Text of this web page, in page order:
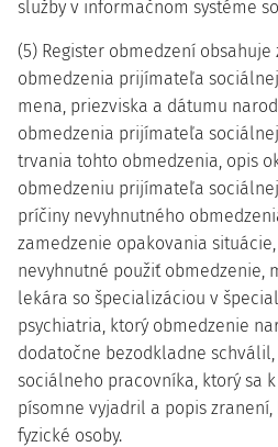
služby v informačnom systéme
(5) Register obmedzení obsahuje
obmedzenia prijímateľa
mena, priezviska a dátumu
obmedzenia prijímateľa
trvania tohto obmedzenia, opis
obmedzeniu prijímateľa
príčiny nevyhnutného
zamedzenie opakovania
nevyhnutné použiť obmedzenie,
lekára so špecializáciou v
psychiatria, ktorý obmedzenie
dodatočne bezodkladne
sociálneho pracovníka, ktorý sa
písomne vyjadril a popis
fyzické osoby.